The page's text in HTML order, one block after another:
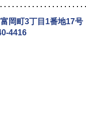
岡町3丁目1番地17号
4416